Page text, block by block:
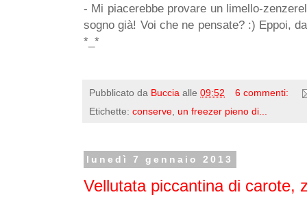
- Mi piacerebbe provare un limello-
sogno già! Voi che ne pensate? :) Eppoi,
*_*
Pubblicato da Buccia alle 09:52
6 commenti:
Etichette: conserve un freezer pieno di...
lunedì 7 gennaio 2013
Vellutata piccantina di carote,